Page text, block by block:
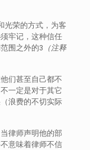
光荣的方式，为客
牢记，这种信任
围之外的3 （注释
们甚至自己都不
一定是对于其它
浪费的不切实际
律师声明他的部
意味着律师不信